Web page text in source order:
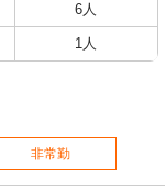
6人
1人
非常勤